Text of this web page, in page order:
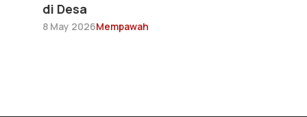
di Desa
8 May 2026Mempawah